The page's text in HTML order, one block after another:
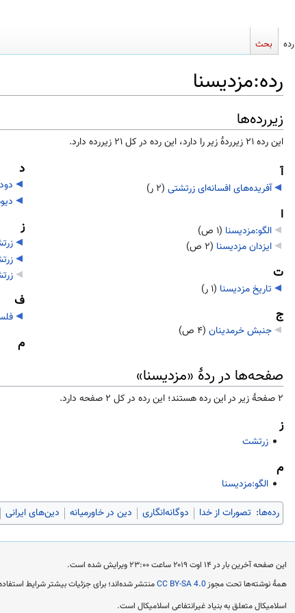
رده:مزدیسنا
پرش
به
ناوبری
پرش
به
جستجو
زیررده‌ها
این رده ۲۱ زیرردۀ زیر را دارد، این رده در کل ۲۱ زیررده دارد.
آ
آفریده‌های افسانه‌ای زرتشتی (۲ ر)
ا
الگو:مزدیسنا (۱ ص)
ایزدان مزدیسنا (۲ ص)
ت
تاریخ مزدیسنا (۱ ر)
ج
جنبش خرمدینان (۴ ص)
د
ز
ف
م
صفحه‌ها در ردهٔ «مزدیسنا»
۲ صفحۀ زیر در این رده هستند؛ این رده در کل ۲ صفحه دارد.
ز
زرتشت
م
الگو:مزدیسنا
رده‌ها: تصورات از خدا دوگانه‌انگاری دین در خاورمیانه دین‌های ایرانی
رده بحث
این صفحه آخرین بار در ‏۱۴ اوت ۲۰۱۹ ساعت ‏۲۳:۰۰ ویرایش شده است.
همهٔ نوشته‌ها تحت مجوز CC BY-SA 4.0منتشر شده‌اند؛ برای جزئیات بیشتر شرایط استفاده
اسلامیکال متعلق به بنیاد غیرانتفاعی اسلامیکال است.